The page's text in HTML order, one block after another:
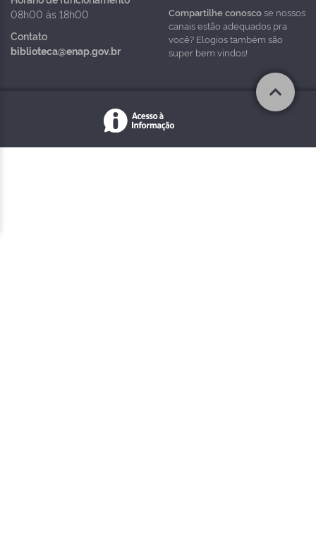
08h00 às 18h00
Contato
biblioteca@enap.gov.br
Compartilhe conoscose nossos
canais estão adequados pra
você? Elogios também são
super bem vindos!